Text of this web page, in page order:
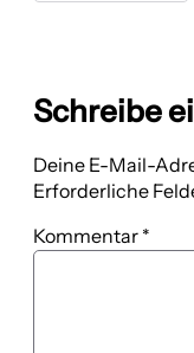
Schreibe
Deine E-Mail-
Erforderliche
Kommentar *